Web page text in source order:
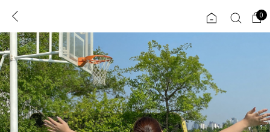
로그인 0
TW
JP
콘텐츠 리뷰 & 혜택 플러스핏 회원혜택
CATEGORY COMMUNITY
0